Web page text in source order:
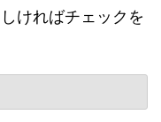
ければチェックを